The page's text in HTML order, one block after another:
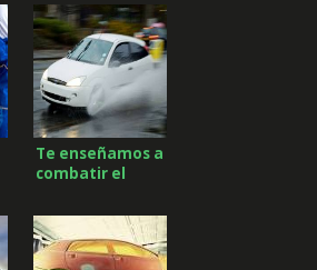
Te enseñamos a
combatir el